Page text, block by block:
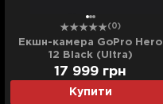
(0)
Екшн-камера GoPro Hero
12 Black (Ultra)
Купити
17 999 грн